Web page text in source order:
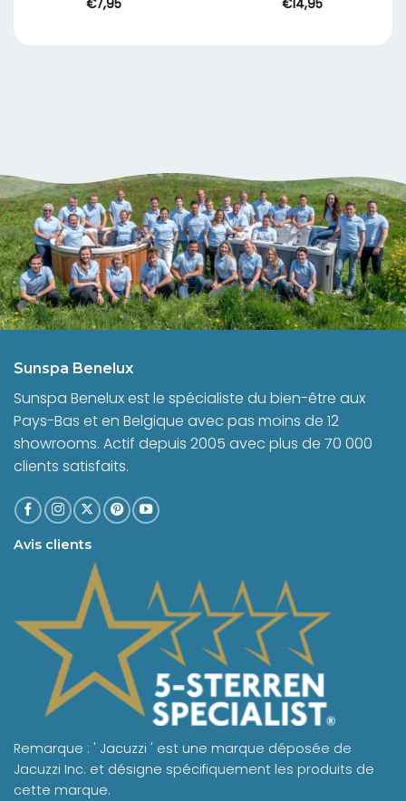
€7,95 €14,95
Sunspa Benelux
Sunspa Benelux est le spécialiste du bien-être aux
Pays-Bas et en Belgique avec pas moins de 12
showrooms. Actif depuis 2005 avec plus de 70 000
clients satisfaits.
Avis clients
Remarque : ' Jacuzzi ' est une marque déposée de
Jacuzzi Inc. et désigne spécifiquement les produits de
cette marque.